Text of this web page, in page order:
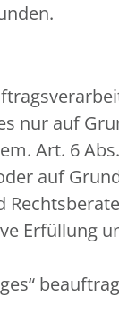
nur auf
Art. 6
auf
Erfüllung